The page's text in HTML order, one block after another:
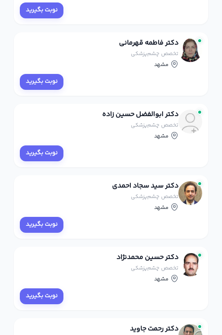
نوبت بگیرید
دکتر فاطمه قهرمانی
تخصص چشم‌پزشکی
مشهد
نوبت بگیرید
دکتر ابوالفضل حسین زاده
تخصص چشم‌پزشکی
مشهد
نوبت بگیرید
دکتر سید سجاد احمدی
تخصص چشم‌پزشکی
مشهد
نوبت بگیرید
دکتر حسین محمدنژاد
تخصص چشم‌پزشکی
مشهد
نوبت بگیرید
دکتر رحمت جاوید